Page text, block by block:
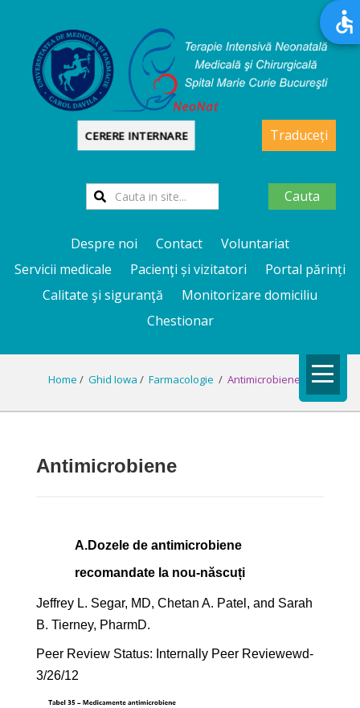
CERERE INTERNARE
Cauta
Traduceți
Despre noi Contact
Voluntariat
Servicii medicale
Pacienţi și vizitatori
Portal părinți
Calitate şi siguranţă
Monitorizare domiciliu
Chestionar
Home / Ghid Iowa / Farmacologie / Antimicrobiene
Antimicrobiene
A.Dozele de antimicrobiene
recomandate la nou-născuți
Jeffrey L. Segar, MD, Chetan A. Patel, and Sarah
B. Tierney, PharmD.
Peer Review Status: Internally Peer Reviewewd-
3/26/12